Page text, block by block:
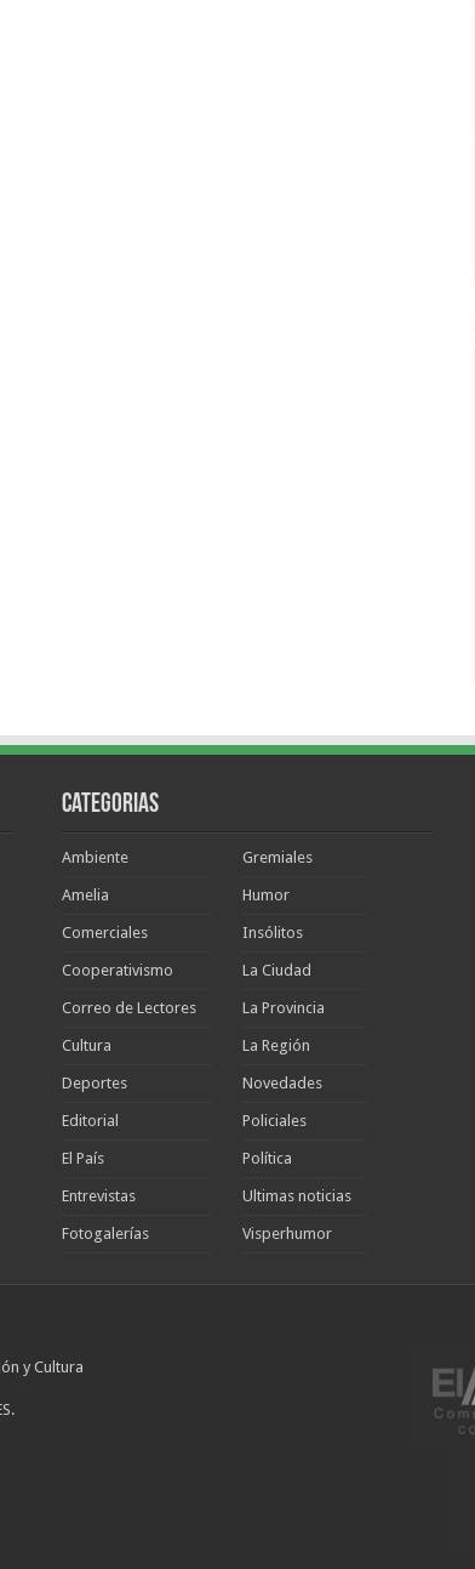
Categorias
Ambiente
Amelia
Comerciales
Cooperativismo
Correo de Lectores
Cultura
Deportes
Editorial
El País
Entrevistas
Fotogalerías
Gremiales
Humor
Insólitos
La Ciudad
La Provincia
La Región
Novedades
Policiales
Política
Ultimas noticias
Visperhumor
y Cultura